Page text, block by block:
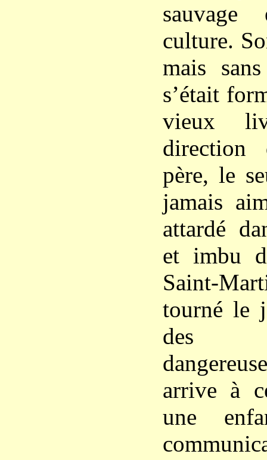
culture.
mais
s’était
vieux
direction
père, le
jamais
attardé
et imbu
Saint-
tourné le
des
arrive à
une